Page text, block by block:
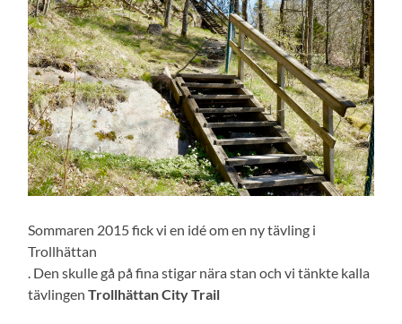
Sommaren 2015 fick vi en idé om en ny tävling i
Trollhättan
. Den skulle gå på fina stigar nära stan och vi tänkte kalla
tävlingenTrollhättan City Trail